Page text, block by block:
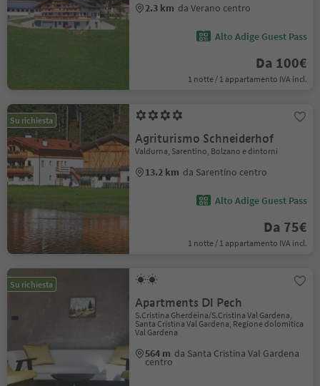
2.3 km da Verano centro
Alto Adige Guest Pass
Da 100€
1 notte / 1 appartamento IVA incl.
Su richiesta
Agriturismo Schneiderhof
Valdurna, Sarentino, Bolzano e dintorni
13.2 km da Sarentino centro
Alto Adige Guest Pass
Da 75€
1 notte / 1 appartamento IVA incl.
Su richiesta
Apartments Dl Pech
S.Cristina Gherdëina/S.Cristina Val Gardena,
Santa Cristina Val Gardena, Regione dolomitica
Val Gardena
564 m da Santa Cristina Val Gardena
centro